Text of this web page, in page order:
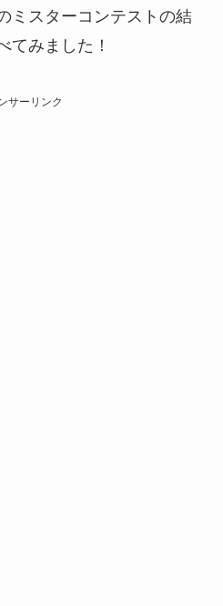
ミスターコンテストの結
てみました！
サーリンク